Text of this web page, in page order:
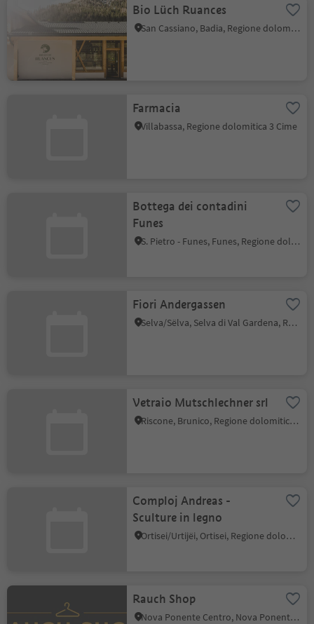
Bio Lüch Ruances
San Cassiano, Badia, Regione dolomitica Alta Badia
Farmacia
Villabassa, Regione dolomitica 3 Cime
Bottega dei contadini
Funes
S. Pietro - Funes, Funes, Regione dolomitica Luson Val di Funes
Fiori Andergassen
Selva/Sëlva, Selva di Val Gardena, Regione dolomitica Val Gardena
Vetraio Mutschlechner srl
Riscone, Brunico, Regione dolomitica Plan de Corones
Comploj Andreas -
Sculture in legno
Ortisei/Urtijëi, Ortisei, Regione dolomitica Val Gardena
Rauch Shop
Nova Ponente Centro, Nova Ponente, Regione dolomitica Val d'Ega